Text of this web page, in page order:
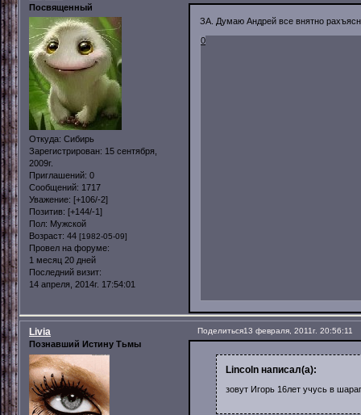
Посвященный
Откуда: Сибирь
Зарегистрирован: 15 сентября,
2009г.
Приглашений: 0
Сообщений: 1717
Уважение: [+106/-2]
Позитив: [+144/-1]
Пол: Мужской
Возраст: 44 [1982-05-09]
Провел на форуме:
1 месяц 20 дней
Последний визит:
14 апреля, 2014г. 17:54:01
ЗА. Думаю Андрей все внятно
0
Поделиться13 февраля, 2011г. 20:56:11
Livia
Познавший Истину Тьмы
Lincoln написал(а):
зовут Игорь 16лет учусь в